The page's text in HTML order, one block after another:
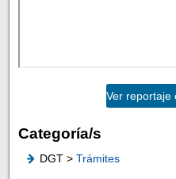
Ver reportaje
Categoría/s
DGT > Trámites